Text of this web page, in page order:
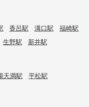
香呂駅 溝口駅
福崎駅
生野駅 新井駅
天満駅
平松駅